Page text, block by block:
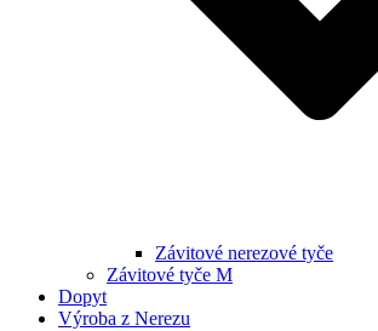
Závitové nerezové tyče
Závitové tyče M
Dopyt
Výroba z Nerezu